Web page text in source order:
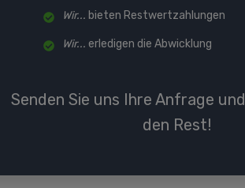
Wir... bieten Restwertzahlungen
Wir... erledigen die Abwicklung
Senden Sie uns Ihre Anfrage und
den Rest!